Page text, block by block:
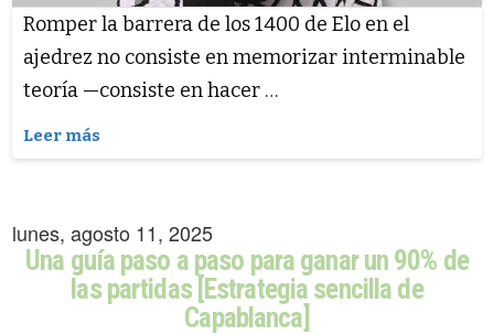
Romper la barrera de los 1400 de Elo en el
ajedrez no consiste en memorizar interminable
teoría —consiste en hacer …
Leer más
lunes, agosto 11, 2025
Una guía paso a paso para ganar un 90% de
las partidas [Estrategia sencilla de
Capablanca]